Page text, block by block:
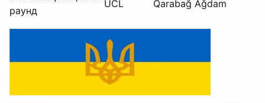
раунд
UCL Qarabağ Ağdam